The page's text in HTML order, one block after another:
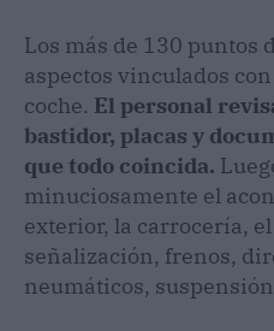
Los más de 130 puntos
aspectos vinculados
coche. El personal
bastidor, placas y
que todo coincida.
minuciosamente el
exterior, la carrocería,
señalización, frenos,
neumáticos,